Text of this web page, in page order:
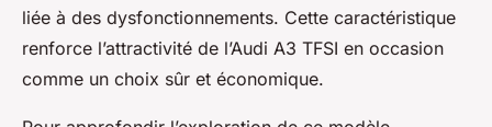
liée à des dysfonctionnements. Cette caractéristique
renforce l’attractivité de l’Audi A3 TFSI en occasion
comme un choix sûr et économique.